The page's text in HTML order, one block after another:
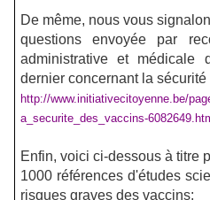
De même, nous vous
questions envoyée par
administrative et
dernier concernant la sécurité
http://www.initiativecitoyenne.be/
a_securite_des_vaccins-
Enfin, voici ci-dessous à titre
1000 références d'études
risques graves des vaccins: